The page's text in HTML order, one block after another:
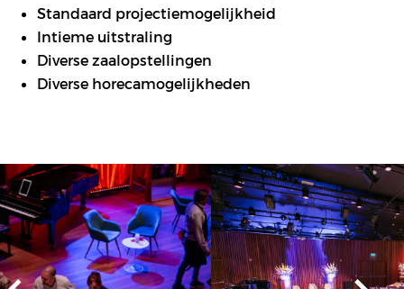
Standaard projectiemogelijkheid
Intieme uitstraling
Diverse zaalopstellingen
Diverse horecamogelijkheden
Overslaan